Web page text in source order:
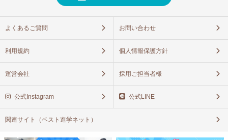
よくあるご質問 お問い合わせ
利用規約 個人情報保護方針
運営会社 採用ご担当者様
公式Instagram 公式LINE
関連サイト（ベスト進学ネット）